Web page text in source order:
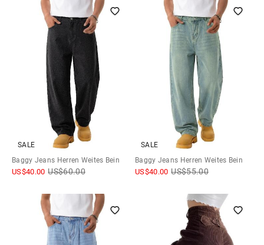
SALE
Baggy Jeans Herren Weites Bein
US$40.00 US$60.00
SALE
Baggy Jeans Herren Weites Bein
US$40.00 US$55.00